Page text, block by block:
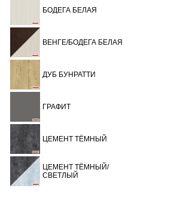
БОДЕГА БЕЛАЯ
ВЕНГЕ/БОДЕГА БЕЛАЯ
ДУБ БУНРАТТИ
ГРАФИТ
ЦЕМЕНТ ТЁМНЫЙ
ЦЕМЕНТ ТЁМНЫЙ/
СВЕТЛЫЙ